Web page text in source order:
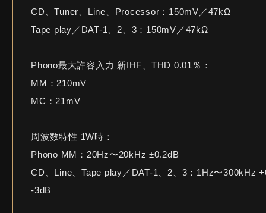
CD、Tuner、Line、Processor：150mV／47kΩ
Tape play／DAT-1、2、3：150mV／47kΩ
Phono最大許容入力 新IHF、THD 0.01％：
MM：210mV
MC：21mV
周波数特性 1W時：
Phono MM：20Hz〜20kHz ±0.2dB
CD、Line、Tape play／DAT-1、2、3：1Hz〜300kHz
-3dB